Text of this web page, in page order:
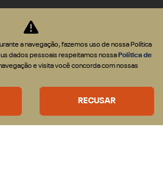
Produtor Rural
Governo
Locadora
TÉCNICA
a navegação, fazemos uso de nossa Política
dados pessoais respeitamos nossa Política de
e visita você concorda com nossas
RECUSAR